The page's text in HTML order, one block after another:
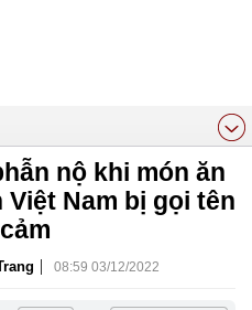
nộ khi món ăn
Nam bị gọi tên
| 08:59 03/12/2022